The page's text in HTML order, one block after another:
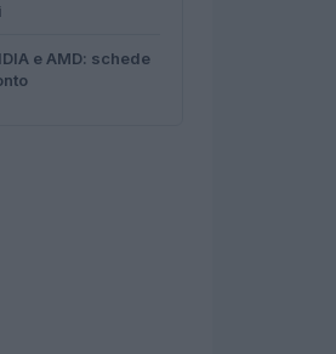
e AMD: schede